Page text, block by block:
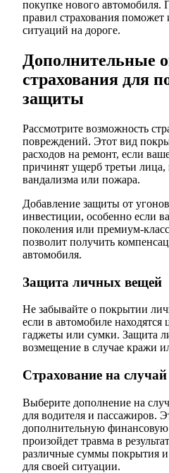
покупке нового
правил страхования поможет
ситуаций на дороге.
Дополнительные
страхования для
защиты
Рассмотрите возможность
повреждений. Этот вид
расходов на ремонт, если
причинят ущерб третьи лица,
вандализма или пожара.
Добавление защиты от
инвестиции, особенно если
поколения или премиум-
позволит получить
автомобиля.
Защита личных вещей
Не забывайте о покрытии
если в автомобиле находятся
гаджеты или сумки. Защита
возмещение в случае кражи
Страхование на
Выберите дополнение на
для водителя и пассажиров.
дополнительную
произойдет травма в
различные суммы покрытия
для своей ситуации.